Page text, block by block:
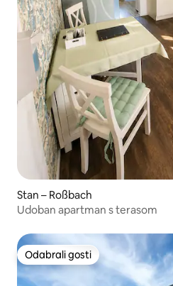
Stan – Roßbach
Udoban apartman s terasom
Odabrali gosti
Odabrali gosti